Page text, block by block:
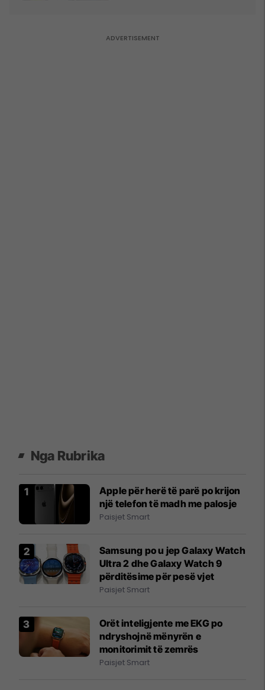
Nga Rubrika
Apple për herë të parë po krijon
një telefon të madh me palosje
Paisjet Smart
Samsung po u jep Galaxy Watch
Ultra 2 dhe Galaxy Watch 9
përditësime për pesë vjet
Paisjet Smart
Orët inteligjente me EKG po
ndryshojnë mënyrën e
monitorimit të zemrës
Paisjet Smart